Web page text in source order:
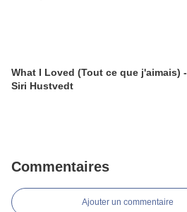
What I Loved (Tout ce que j'aimais) -
Siri Hustvedt
Commentaires
Ajouter un commentaire